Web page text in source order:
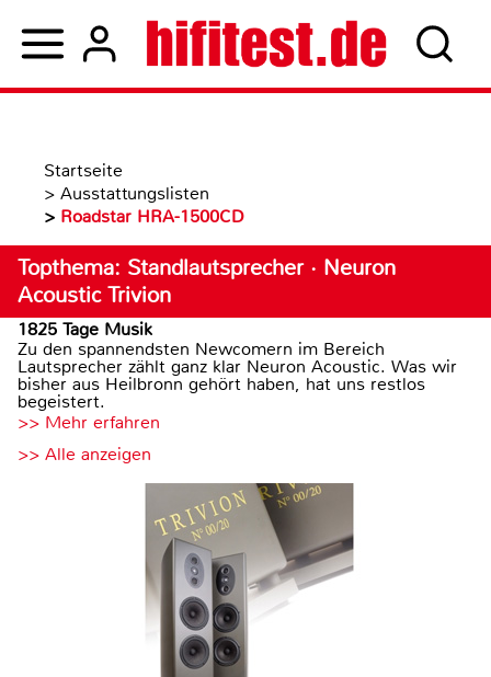
Startseite
> Ausstattungslisten
> Roadstar HRA-1500CD
Topthema: Standlautsprecher · Neuron
Acoustic Trivion
1825 Tage Musik
Zu den spannendsten Newcomern im Bereich
Lautsprecher zählt ganz klar Neuron Acoustic. Was wir
bisher aus Heilbronn gehört haben, hat uns restlos
begeistert.
>> Mehr erfahren
>> Alle anzeigen